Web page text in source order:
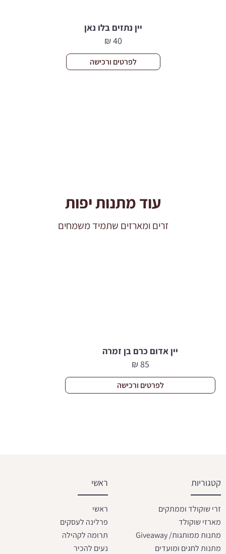
יין נתזים בלו נאן
40
₪
לפרטים ורכישה
עוד מתנות יפות
זרים ומארזים שתמיד משמחים
יין אדום כרם בן זמרה
85
₪
לפרטים ורכישה
קטגוריות
זרי שוקולד וממתקים
מארזי שוקולד
מתנות ממותגות/ Giveaway
מתנות לחגים ומועדים
ראשי
ראשי
פרלינה לעסקים
תרומה לקהילה
נעים להכיר